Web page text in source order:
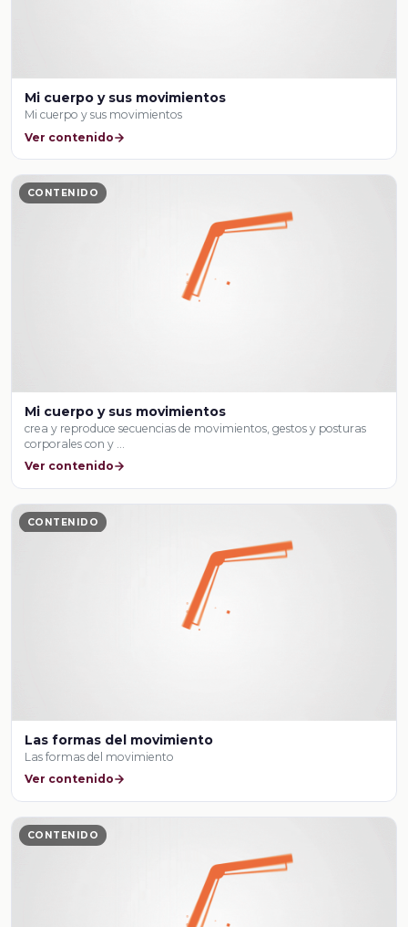
Mi cuerpo y sus movimientos
Mi cuerpo y sus movimientos
Ver contenido
CONTENIDO
Mi cuerpo y sus movimientos
crea y reproduce secuencias de movimientos, gestos y posturas
corporales con y …
Ver contenido
CONTENIDO
Las formas del movimiento
Las formas del movimiento
Ver contenido
CONTENIDO